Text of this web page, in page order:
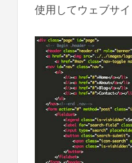
使用してウェブサイ